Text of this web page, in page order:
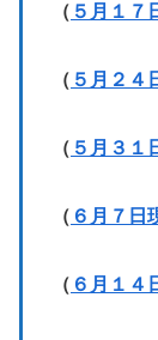
（ ５月１７
（ ５月２４
（ ５月３１
（ ６月７日
（ ６月１４